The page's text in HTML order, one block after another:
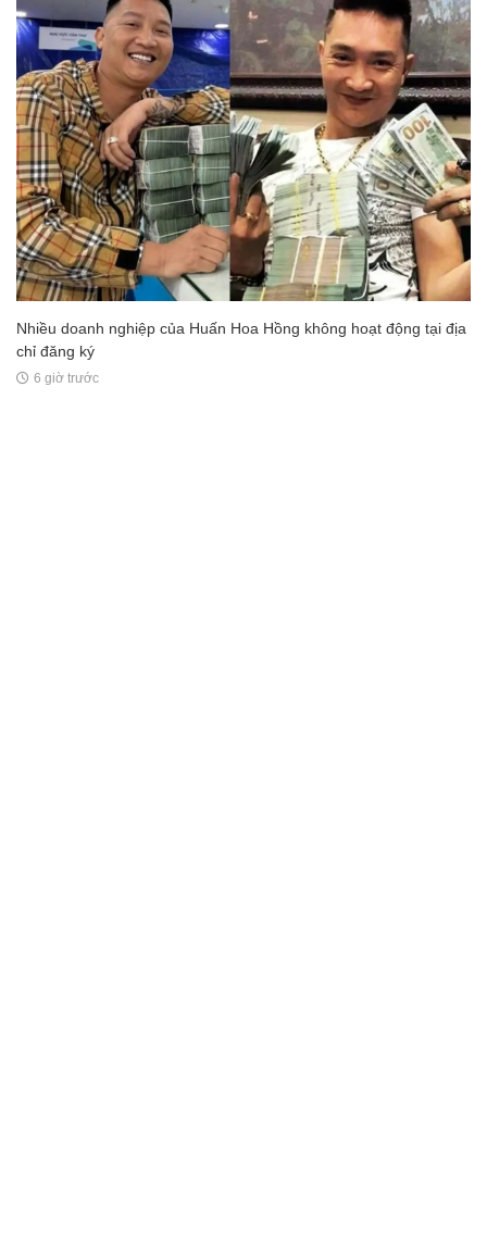
Nhiều doanh nghiệp của Huấn Hoa Hồng không hoạt động tại địa
chỉ đăng ký
6 giờ trước